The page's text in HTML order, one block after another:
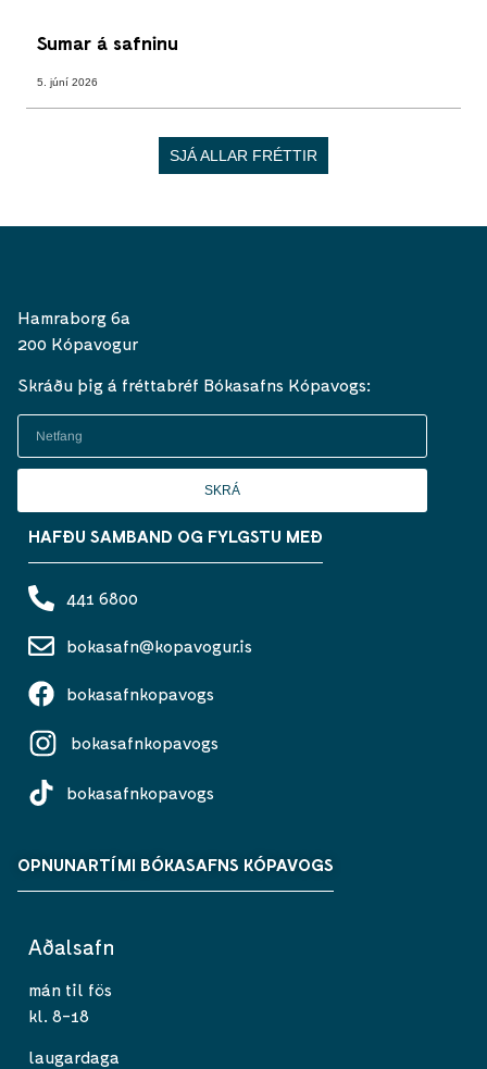
Sumar á safninu
5. júní 2026
SJÁ ALLAR FRÉTTIR
Hamraborg 6a
200 Kópavogur
Skráðu þig á fréttabréf Bókasafns Kópavogs:
SKRÁ
HAFÐU SAMBAND OG FYLGSTU MEÐ
441 6800
bokasafn@kopavogur.is
bokasafnkopavogs
bokasafnkopavogs
bokasafnkopavogs
OPNUNARTÍMI BÓKASAFNS KÓPAVOGS
Aðalsafn
mán til fös
kl. 8-18
laugardaga